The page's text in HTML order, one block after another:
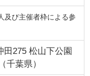
及び主催者枠による参
田275 松山下公園
（千葉県）